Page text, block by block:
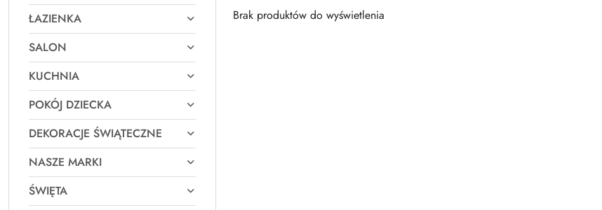
ŁAZIENKA
SALON
KUCHNIA
POKÓJ DZIECKA
DEKORACJE ŚWIĄTECZNE
NASZE MARKI
ŚWIĘTA
Brak produktów do wyświetlenia